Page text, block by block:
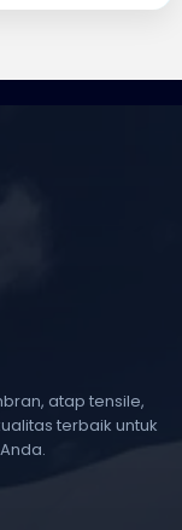
atap tensile,
terbaik untuk